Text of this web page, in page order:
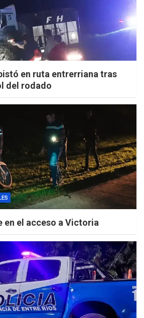
en ruta entrerriana tras
del rodado
en el acceso a Victoria